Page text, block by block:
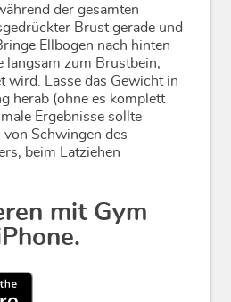
der gesamten
Brust gerade und
Ellbogen nach hinten
langsam zum Brustbein,
wird. Lasse das Gewicht in
herab (ohne es komplett
Ergebnisse sollte
Schwingen des
beim Latziehen
mit Gym